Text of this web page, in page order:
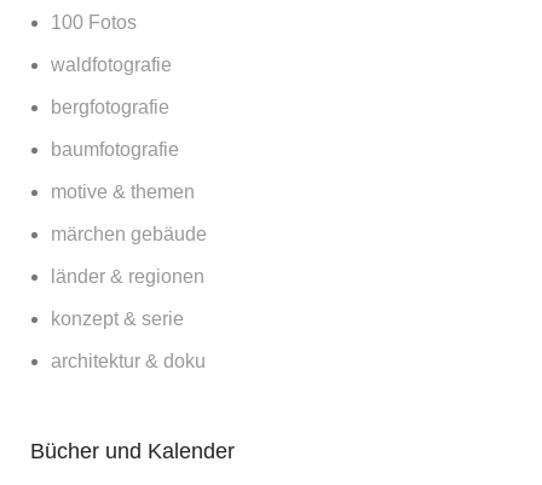
100 Fotos
waldfotografie
bergfotografie
baumfotografie
motive & themen
märchen gebäude
länder & regionen
konzept & serie
architektur & doku
Bücher und Kalender